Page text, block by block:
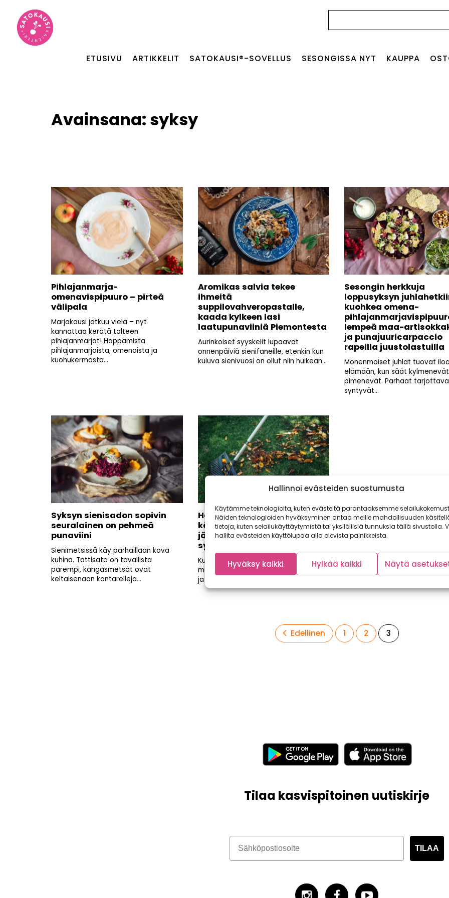
Hallinnoi evästeiden suostumusta
Käytämme teknologioita, kuten evästeitä parantaaksemme
Näiden teknologioiden hyväksyminen antaa meille mahdollisuuden
tietoja, kuten selailukäyttäytymistä tai yksilöllisiä tunnuksia tällä sivustolla.
hallita evästeiden käyttölupaa alla olevista painikkeista.
Hyväksy kaikki Hylkää kaikki Näytä
ETUSIVU ARTIKKELIT SATOKAUSI®-SOVELLUS SESONGISSA NYT KAUPPA
Avainsana: syksy
Pihlajanmarja-
omenavispipuuro – pirteä
välipala
Marjakausi jatkuu vielä – nyt
kannattaa kerätä talteen
pihlajanmarjat! Happamista
pihlajanmarjoista, omenoista ja
kuohukermasta...
Aromikas salvia tekee
ihmeitä
suppilovahveropastalle,
kaada kylkeen lasi
laatupunaviiniä Piemontesta
Aurinkoiset syyskelit lupaavat
onnenpäiviä sienifaneille, etenkin kun
kuluva sienivuosi on ollut niin huikean...
Sesongin herkkuja
loppusyksyn
kuohkea omena-
lempeä maa-
ja punajuuricarpaccio
rapeilla juustolastuilla
Monenmoiset juhlat tuovat iloa
elämään, kun säät
pimenevät. Parhaat
syntyvät...
Syksyn sienisadon sopivin
seuralainen on pehmeä
punaviini
Sienimetsissä käy parhaillaan kova
kuhina. Tattisato on tavallista
parempi, kangasmetsät ovat
keltaisenaan kantarelleja...
Haravoi, hoida, leikkaa ja
käännä – sadonkorjuun
jälkeen on pihan ja puutarhan
syyshuollon aika!
Kun viimeisetkin juurekset on nostettu,
marjapensaiden sato keitetty hilloiksi
ja omenapuiden hedelmät puristettu...
Edellinen Sivu
1 Sivu
2 Sivu
3
Tilaa kasvispitoinen uutiskirje
TILAA